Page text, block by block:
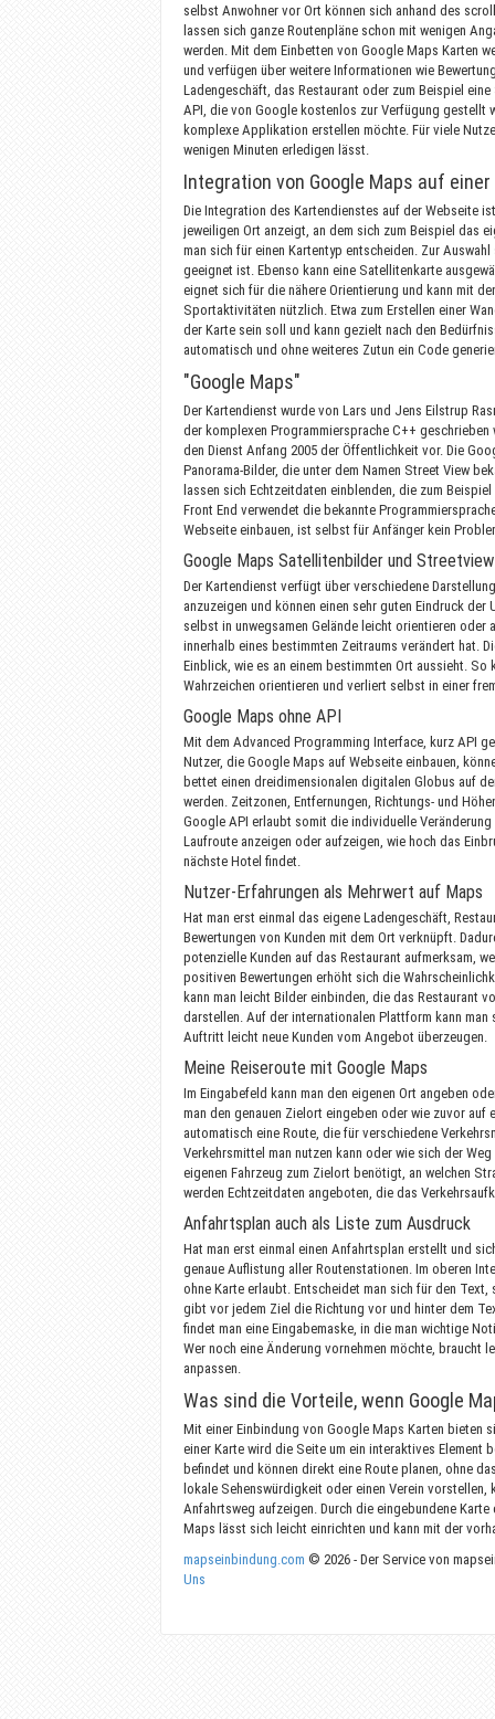
selbst Anwohner vor Ort können sich anhand des
lassen sich ganze Routenpläne schon mit wenigen
werden. Mit dem Einbetten von Google Maps Karten
und verfügen über weitere Informationen wie
Ladengeschäft, das Restaurant oder zum Beispiel
API, die von Google kostenlos zur Verfügung gestellt
komplexe Applikation erstellen möchte. Für viele
wenigen Minuten erledigen lässt.
Integration von Google Maps auf
Die Integration des Kartendienstes auf der Webseite
jeweiligen Ort anzeigt, an dem sich zum Beispiel das
man sich für einen Kartentyp entscheiden. Zur
geeignet ist. Ebenso kann eine Satellitenkarte
eignet sich für die nähere Orientierung und kann mit
Sportaktivitäten nützlich. Etwa zum Erstellen einer
der Karte sein soll und kann gezielt nach den
automatisch und ohne weiteres Zutun ein Code
"Google Maps"
Der Kartendienst wurde von Lars und Jens Eilstrup
der komplexen Programmiersprache C++
den Dienst Anfang 2005 der Öffentlichkeit vor. Die
Panorama-Bilder, die unter dem Namen Street View
lassen sich Echtzeitdaten einblenden, die zum
Front End verwendet die bekannte
Webseite einbauen, ist selbst für Anfänger kein
Google Maps Satellitenbilder und Streetview
Der Kartendienst verfügt über verschiedene
anzuzeigen und können einen sehr guten Eindruck
selbst in unwegsamen Gelände leicht orientieren oder
innerhalb eines bestimmten Zeitraums verändert hat.
Einblick, wie es an einem bestimmten Ort aussieht.
Wahrzeichen orientieren und verliert selbst in einer
Google Maps ohne API
Mit dem Advanced Programming Interface, kurz API
Nutzer, die Google Maps auf Webseite einbauen,
bettet einen dreidimensionalen digitalen Globus auf
werden. Zeitzonen, Entfernungen, Richtungs- und
Google API erlaubt somit die individuelle
Laufroute anzeigen oder aufzeigen, wie hoch das
nächste Hotel findet.
Nutzer-Erfahrungen als Mehrwert auf Maps
Hat man erst einmal das eigene Ladengeschäft,
Bewertungen von Kunden mit dem Ort verknüpft.
potenzielle Kunden auf das Restaurant aufmerksam,
positiven Bewertungen erhöht sich die
kann man leicht Bilder einbinden, die das Restaurant
darstellen. Auf der internationalen Plattform kann
Auftritt leicht neue Kunden vom Angebot überzeugen.
Meine Reiseroute mit Google Maps
Im Eingabefeld kann man den eigenen Ort angeben
man den genauen Zielort eingeben oder wie zuvor
automatisch eine Route, die für verschiedene
Verkehrsmittel man nutzen kann oder wie sich der
eigenen Fahrzeug zum Zielort benötigt, an welchen
werden Echtzeitdaten angeboten, die das
Anfahrtsplan auch als Liste zum Ausdruck
Hat man erst einmal einen Anfahrtsplan erstellt und
genaue Auflistung aller Routenstationen. Im oberen
ohne Karte erlaubt. Entscheidet man sich für den
gibt vor jedem Ziel die Richtung vor und hinter dem
findet man eine Eingabemaske, in die man wichtige
Wer noch eine Änderung vornehmen möchte, braucht
anpassen.
Was sind die Vorteile, wenn Google
Mit einer Einbindung von Google Maps Karten bieten
einer Karte wird die Seite um ein interaktives Element
befindet und können direkt eine Route planen, ohne
lokale Sehenswürdigkeit oder einen Verein
Anfahrtsweg aufzeigen. Durch die eingebundene
Maps lässt sich leicht einrichten und kann mit der
mapseinbindung.com © 2026 - Der Service von
Uns